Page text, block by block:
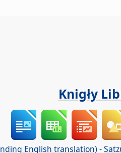
Knigły
English translation) -